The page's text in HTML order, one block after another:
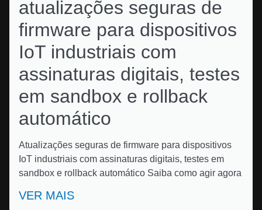
atualizações seguras de
firmware para dispositivos
IoT industriais com
assinaturas digitais, testes
em sandbox e rollback
automático
Atualizações seguras de firmware para dispositivos
IoT industriais com assinaturas digitais, testes em
sandbox e rollback automático Saiba como agir agora
VER MAIS